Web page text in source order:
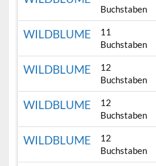
Buchstaben
WILDBLUME
11
Buchstaben
WILDBLUME
12
Buchstaben
WILDBLUME
12
Buchstaben
WILDBLUME
12
Buchstaben